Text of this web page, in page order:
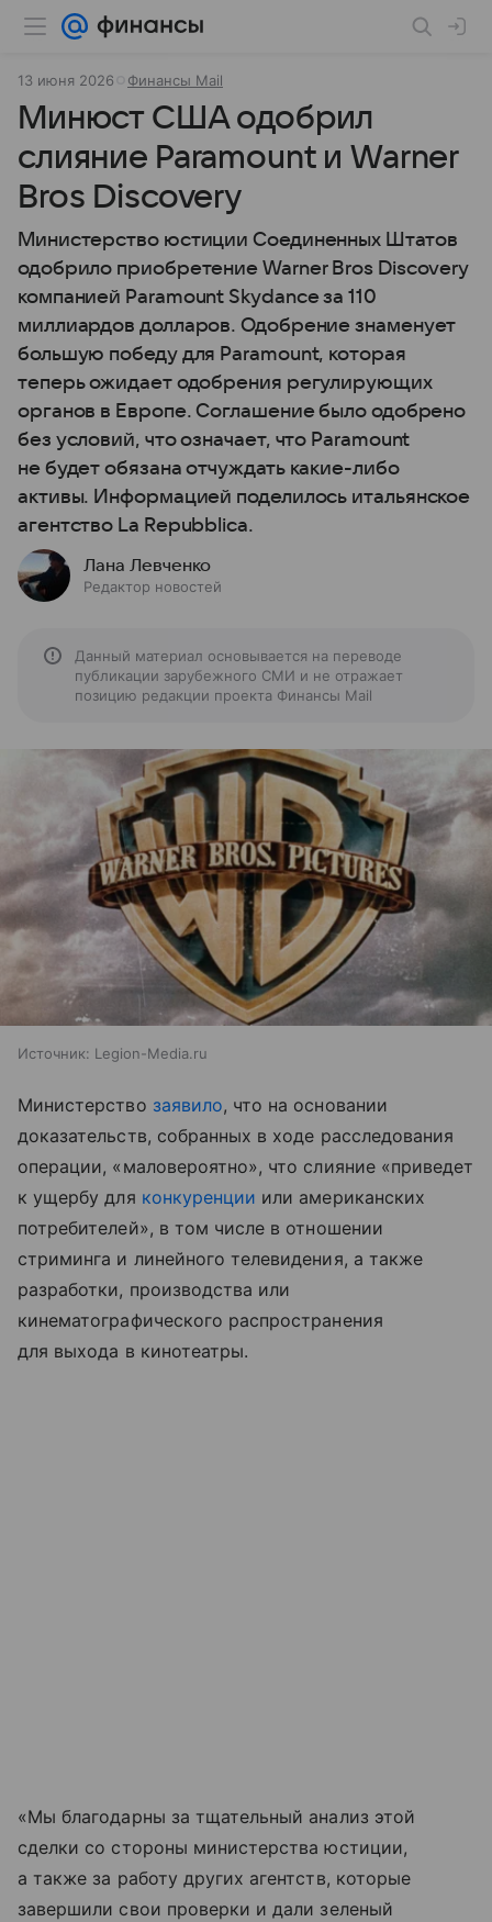
13 июня 2026 Финансы Mail
Минюст США одобрил
слияние Paramount и Warner
Bros Discovery
Министерство юстиции Соединенных Штатов
одобрило приобретение Warner Bros Discovery
компанией Paramount Skydance за 110
миллиардов долларов. Одобрение знаменует
большую победу для Paramount, которая
теперь ожидает одобрения регулирующих
органов в Европе. Соглашение было одобрено
без условий, что означает, что Paramount
не будет обязана отчуждать какие-либо
активы. Информацией поделилось итальянское
агентство La Repubblica.
Лана Левченко
Редактор новостей
Данный материал основывается на переводе
публикации зарубежного СМИ и не отражает
позицию редакции проекта Финансы Mail
Источник: Legion-Media.ru
Министерство заявило, что на основании
доказательств, собранных в ходе расследования
операции, «маловероятно», что слияние «приведет
к ущербу для конкуренции или американских
потребителей», в том числе в отношении
стриминга и линейного телевидения, а также
разработки, производства или
кинематографического распространения
для выхода в кинотеатры.
«Мы благодарны за тщательный анализ этой
сделки со стороны министерства юстиции,
а также за работу других агентств, которые
завершили свои проверки и дали зеленый